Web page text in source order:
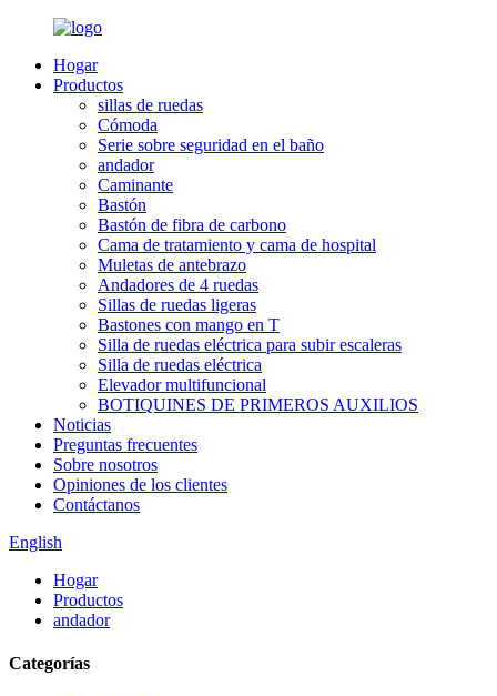
Hogar
Productos
sillas de ruedas
Cómoda
Serie sobre seguridad en el baño
andador
Caminante
Bastón
Bastón de fibra de carbono
Cama de tratamiento y cama de hospital
Muletas de antebrazo
Andadores de 4 ruedas
Sillas de ruedas ligeras
Bastones con mango en T
Silla de ruedas eléctrica para subir escaleras
Silla de ruedas eléctrica
Elevador multifuncional
BOTIQUINES DE PRIMEROS AUXILIOS
Noticias
Preguntas frecuentes
Sobre nosotros
Opiniones de los clientes
Contáctanos
English
Hogar
Productos
andador
Categorías